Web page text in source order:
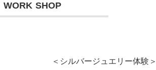
WORK SHOP
＜シルバージュエリー体験＞